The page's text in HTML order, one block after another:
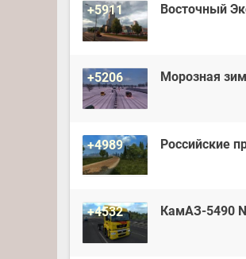
+5911 Восточный
+5206 Морозная
+4989 Российские
+4532 КамАЗ-5490